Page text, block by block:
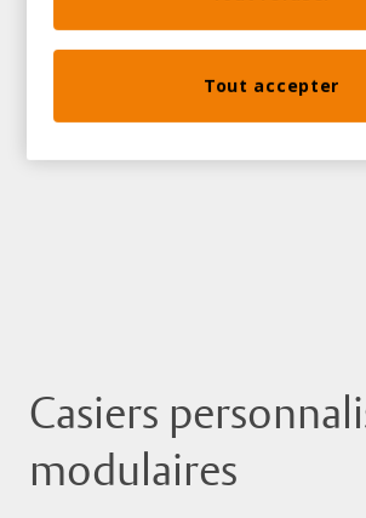
Casiers
modulaires
Tout accepter